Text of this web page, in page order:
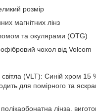
розмір
магнітних лінз
та окулярами (OTG)
чохол від Volcom
(VLT): Синій хром 15
для помірного та
лінза,